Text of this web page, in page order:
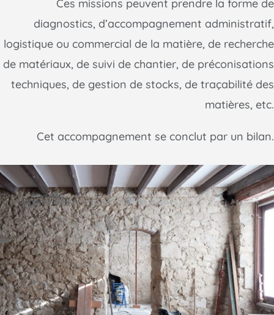
Ces missions peuvent prendre la forme de
diagnostics, d’accompagnement administratif,
logistique ou commercial de la matière, de recherche
de matériaux, de suivi de chantier, de préconisations
techniques, de gestion de stocks, de traçabilité des
matières, etc.
Cet accompagnement se conclut par un bilan.